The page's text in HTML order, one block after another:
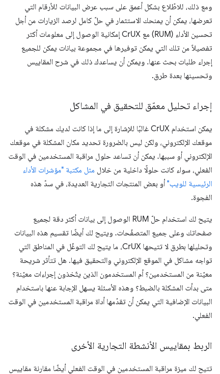
ومع ذلك، للاطّلاع بشكل أعمق على سبب عرض البيانات للأرقام التي
تعرضها، يمكن أن يمنحك الاستثمار في حلّ كامل لرصد الزيارات من أجل
تحسين الأداء (RUM) مع CrUX إمكانية الوصول إلى معلومات أكثر
تفصيلاً من تلك التي يمكن توفيرها في مجموعة بيانات يمكن للجميع
إجراء طلبات بحث عنها. ويمكن أن يساعدك ذلك في شرح المقاييس
وتحسينها بعدة طرق.
إجراء تحليل معمّق للتحقيق في المشاكل
يمكن استخدام CrUX غالبًا للإشارة إلى ما إذا كانت لديك مشكلة في
موقعك الإلكتروني، ولكن ليس بالضرورة تحديد مكان المشكلة في موقعك
الإلكتروني أو سببها. يمكن أن تساعد حلول مراقبة المستخدمين في الوقت
الفعلي، سواء كانت حلولًا داخلية من خلال مثل مكتبة "مؤشرات الأداء
الرئيسية للويب" أو بعض المنتجات التجارية العديدة، في سدّ هذه
الفجوة.
يتيح لك استخدام حلّ RUM الوصول إلى بيانات أكثر دقة لجميع
صفحاتك وعلى جميع المتصفّحات. ويتيح لك أيضًا تقسيم هذه البيانات
وتحليلها بطرق لا تتيحها CrUX، ما يتيح لك التوغّل في المناطق التي
تواجه مشاكل في الموقع الإلكتروني والتحقيق فيها. هل تتأثر شريحة
معيّنة من المستخدمين؟ أم المستخدمون الذين يتّخذون إجراءات معيّنة؟
متى بدأت المشكلة بالضبط؟ وهذه الأسئلة يسهل الإجابة عنها باستخدام
البيانات الإضافية التي يمكن أن تقدّمها أداة مراقبة المستخدمين في الوقت
الفعلي.
الربط بمقاييس الأنشطة التجارية الأخرى
تتيح لك ميزة مراقبة المستخدمين في الوقت الفعلي أيضًا مقارنة مقاييس